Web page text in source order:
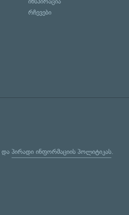
რჩევები
და პირადი ინფორმაციის პოლიტიკას.